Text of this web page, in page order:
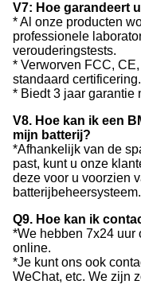
V7: Hoe garandeert
* Al onze producten
professionele
verouderingstests.
* Verworven FCC,
standaard certificering.
* Biedt 3 jaar garantie
V8. Hoe kan ik een
mijn batterij?
*Afhankelijk van de
past, kunt u onze
deze voor u voorzien
batterijbeheersysteem.
Q9. Hoe kan ik
*We hebben 7x24 uur
online.
*Je kunt ons ook
WeChat, etc. We zijn